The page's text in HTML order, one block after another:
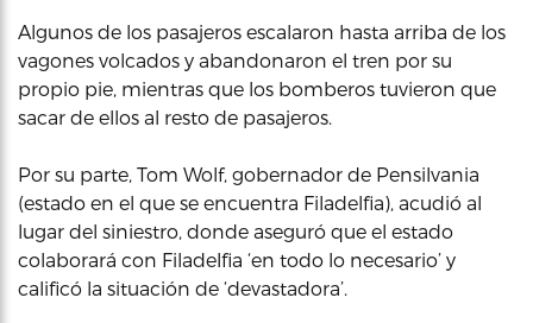
Algunos de los pasajeros escalaron hasta arriba de los
vagones volcados y abandonaron el tren por su
propio pie, mientras que los bomberos tuvieron que
sacar de ellos al resto de pasajeros.
Por su parte, Tom Wolf, gobernador de Pensilvania
(estado en el que se encuentra Filadelfia), acudió al
lugar del siniestro, donde aseguró que el estado
colaborará con Filadelfia ‘en todo lo necesario’ y
calificó la situación de ‘devastadora’.